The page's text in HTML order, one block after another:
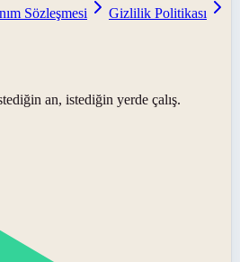
Sözleşmesi
Gizlilik Politikası
an, istediğin yerde çalış.